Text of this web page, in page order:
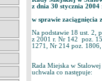
z dnia 30 stycznia 2004
w sprawie zaciągnięcia
Na podstawie 18 ust. 2,
z 2001 r. Nr 142 poz.
1271, Nr 214 poz.
Rada Miejska w
uchwala co następuje: